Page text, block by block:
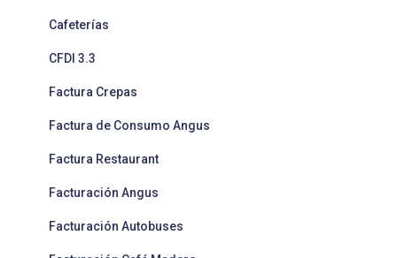
Cafeterías
CFDI 3.3
Factura Crepas
Factura de Consumo Angus
Factura Restaurant
Facturación Angus
Facturación Autobuses